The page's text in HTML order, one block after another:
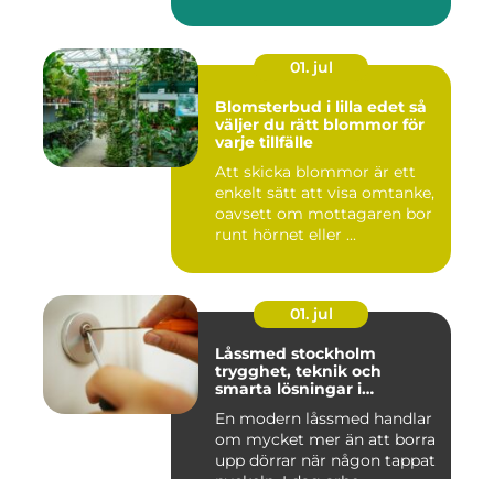
01. jul
Blomsterbud i lilla edet så
väljer du rätt blommor för
varje tillfälle
Att skicka blommor är ett
enkelt sätt att visa omtanke,
oavsett om mottagaren bor
runt hörnet eller ...
01. jul
Låssmed stockholm
trygghet, teknik och
smarta lösningar i
En modern låssmed handlar
om mycket mer än att borra
upp dörrar när någon tappat